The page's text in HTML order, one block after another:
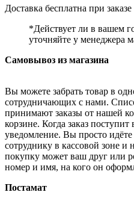
Доставка бесплатна при
*Действует ли в вашем
уточняйте у менеджера
Самовывоз из магазина
Вы можете забрать товар в
сотрудничающих с нами.
принимают заказы от нашей
корзине. Когда заказ
уведомление. Вы просто идёте
сотруднику в кассовой зоне и
покупку может ваш друг или
номер и имя, на кого он
Постамат